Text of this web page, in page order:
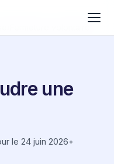
une
le 24 juin 2026•